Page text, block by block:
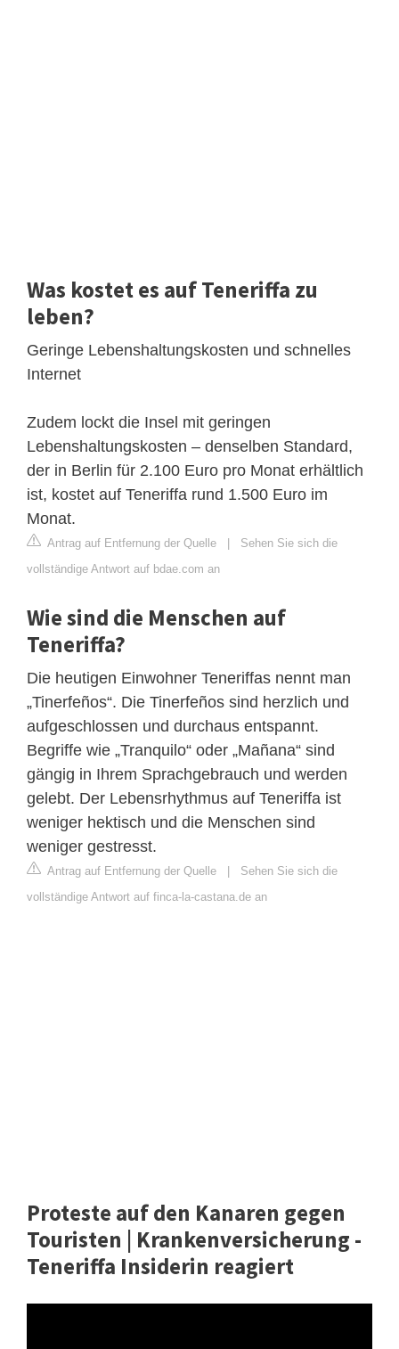
Was kostet es auf Teneriffa zu
leben?
Geringe Lebenshaltungskosten und schnelles
Internet
Zudem lockt die Insel mit geringen
Lebenshaltungskosten – denselben Standard,
der in Berlin für 2.100 Euro pro Monat erhältlich
ist, kostet auf Teneriffa rund 1.500 Euro im
Monat.
Antrag auf Entfernung der Quelle
Sehen Sie sich die
vollständige Antwort auf bdae.com an
Wie sind die Menschen auf
Teneriffa?
Die heutigen Einwohner Teneriffas nennt man
„Tinerfeños“. Die Tinerfeños sind herzlich und
aufgeschlossen und durchaus entspannt.
Begriffe wie „Tranquilo“ oder „Mañana“ sind
gängig in Ihrem Sprachgebrauch und werden
gelebt. Der Lebensrhythmus auf Teneriffa ist
weniger hektisch und die Menschen sind
weniger gestresst.
Antrag auf Entfernung der Quelle
Sehen Sie sich die
vollständige Antwort auf finca-la-castana.de an
Proteste auf den Kanaren gegen
Touristen | Krankenversicherung -
Teneriffa Insiderin reagiert